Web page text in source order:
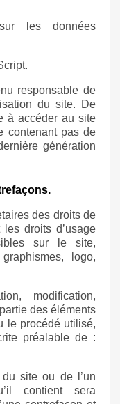
les données
responsable de
du site. De
à accéder au site
contenant pas de
génération
des droits de
droits d’usage
sur le site,
logo,
modification,
des éléments
le procédé utilisé,
préalable de :
site ou de l’un
contient sera